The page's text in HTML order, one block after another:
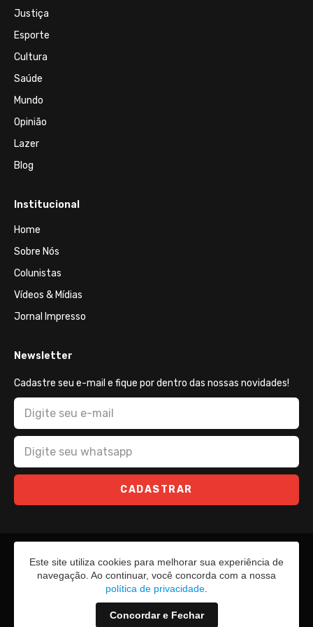
Justiça
Esporte
Cultura
Saúde
Mundo
Opinião
Lazer
Blog
Institucional
Home
Sobre Nós
Colunistas
Vídeos & Mídias
Jornal Impresso
Newsletter
Cadastre seu e-mail e fique por dentro das nossas novidades!
CADASTRAR
Este site utiliza cookies para melhorar sua experiência de
navegação. Ao continuar, você concorda com a nossa
política de privacidade
Concordar e Fechar